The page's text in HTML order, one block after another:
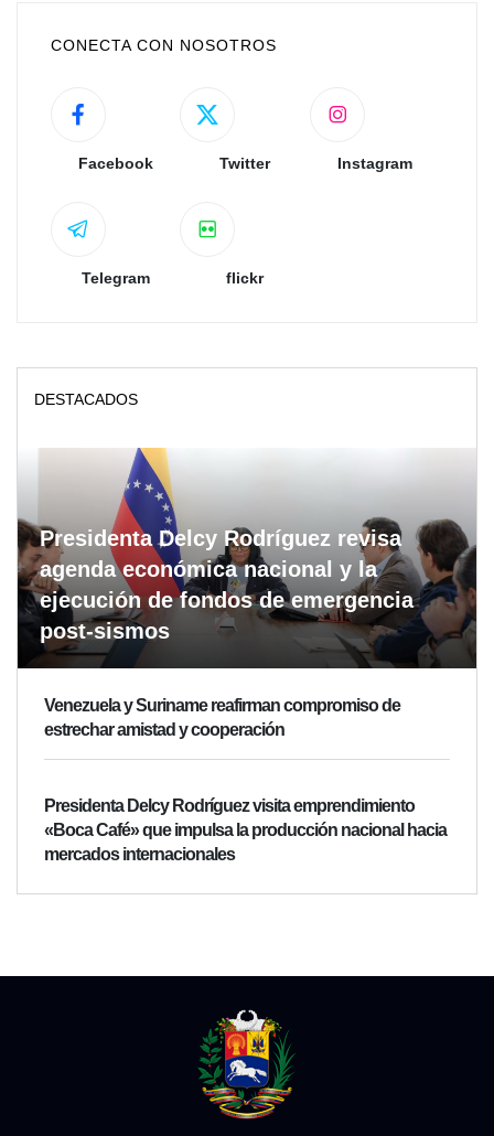
CONECTA CON NOSOTROS
Facebook Twitter Instagram
Telegram flickr
DESTACADOS
Presidenta Delcy Rodríguez revisa
agenda económica nacional y la
ejecución de fondos de emergencia
post-sismos
Venezuela y Suriname reafirman compromiso de
estrechar amistad y cooperación
Presidenta Delcy Rodríguez visita emprendimiento
«Boca Café» que impulsa la producción nacional hacia
mercados internacionales